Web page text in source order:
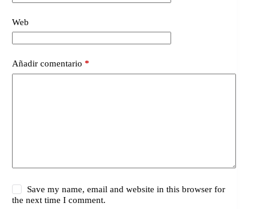
Web
Añadir comentario *
Save my name, email and website in this browser for
the next time I comment.